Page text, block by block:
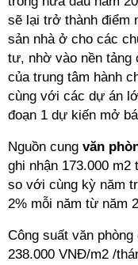
sẽ lại trở thành điểm
sản nhà ở cho các
tư, nhờ vào nền tảng
của trung tâm hành
cùng với các dự án
đoạn 1 dự kiến mở
Nguồn cung văn
ghi nhận 173.000
so với cùng kỳ năm
2% mỗi năm từ năm
Công suất văn
238.000 VNĐ/m2 /